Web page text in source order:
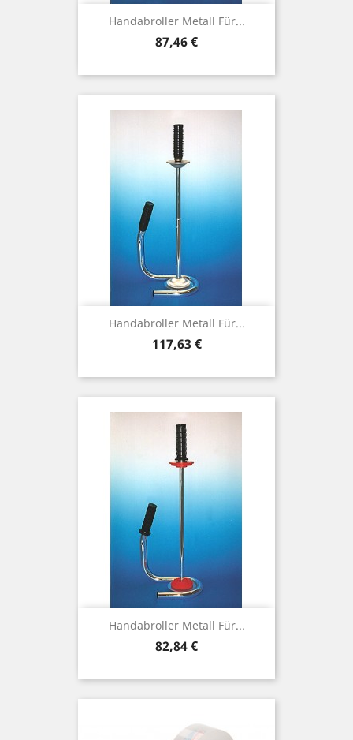
Handabroller Metall Für...
Preis
87,46 €
Handabroller Metall Für...
Preis
117,63 €
Handabroller Metall Für...
Preis
82,84 €